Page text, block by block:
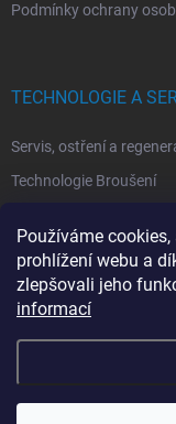
Používáme
prohlížení webu a
zlepšovali jeho
informací
Podmínky ochrany
TECHNOLOGIE A
Servis, ostření a
Technologie Broušení
Technologie Laserová
Copyright 2026ITA